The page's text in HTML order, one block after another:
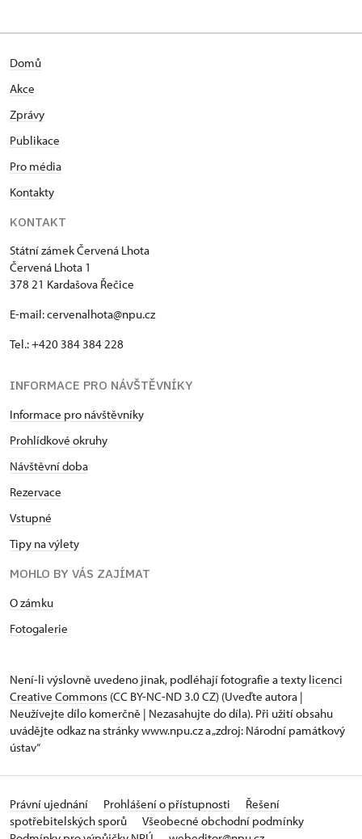
Domů
Akce
Zprávy
Publikace
Pro média
Kontakty
KONTAKT
Státní zámek Červená Lhota
Červená Lhota 1
378 21 Kardašova Řečice
E-mail: cervenalhota@npu.cz
Tel.: +420 384 384 228
INFORMACE PRO NÁVŠTĚVNÍKY
Informace pro návštěvníky
Prohlídkové okruhy
Návštěvní doba
Rezervace
Vstupné
Tipy na výlety
MOHLO BY VÁS ZAJÍMAT
O zámku
Fotogalerie
Není-li výslovně uvedeno jinak, podléhají fotografie a texty licenci
Creative Commons (CC BY-NC-ND 3.0 CZ) (Uveďte autora |
Neužívejte dílo komerčně | Nezasahujte do díla). Při užití obsahu
uvádějte odkaz na stránky www.npu.cz a „zdroj: Národní památkový
ústav“
Právní ujednání Prohlášení o přístupnosti
Řešení
spotřebitelských sporů
Všeobecné obchodní podmínky